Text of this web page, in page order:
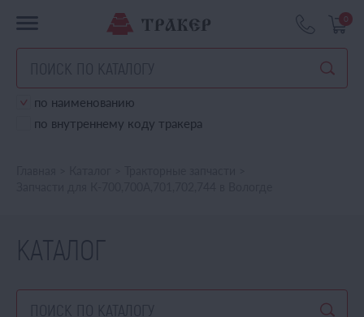
0
по наименованию
по внутреннему коду тракера
КАТАЛОГ